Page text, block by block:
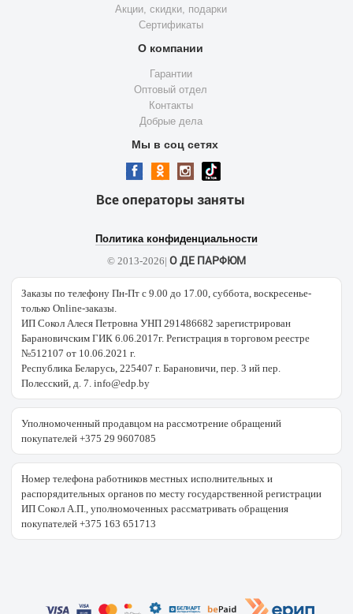
Акции, скидки, подарки
Сертификаты
О компании
Гарантии
Оптовый отдел
Контакты
Добрые дела
Мы в соц сетях
Все операторы заняты
Политика конфиденциальности
© 2013-2026| О ДЕ ПАРФЮМ
Заказы по телефону Пн-Пт с 9.00 до 17.00, суббота, воскресенье-
только Online-заказы.
ИП Сокол Алеся Петровна УНП 291486682 зарегистрирован
Барановичским ГИК 6.06.2017г. Регистрация в торговом реестре
№512107 от 10.06.2021 г.
Республика Беларусь, 225407 г. Барановичи, пер. 3 ий пер.
Полесский, д. 7. info@edp.by
Уполномоченный продавцом на рассмотрение обращений
покупателей +375 29 9607085
Номер телефона работников местных исполнительных и
распорядительных органов по месту государственной регистрации
ИП Сокол А.П., уполномоченных рассматривать обращения
покупателей +375 163 651713